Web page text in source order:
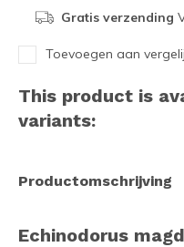
Gratis verzending
Toevoegen aan
This product is
variants:
Productomschrijving
Echinodorus